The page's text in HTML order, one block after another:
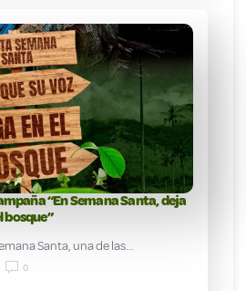
“En Semana Santa, deja
bosque”
Santa, una de las…
0